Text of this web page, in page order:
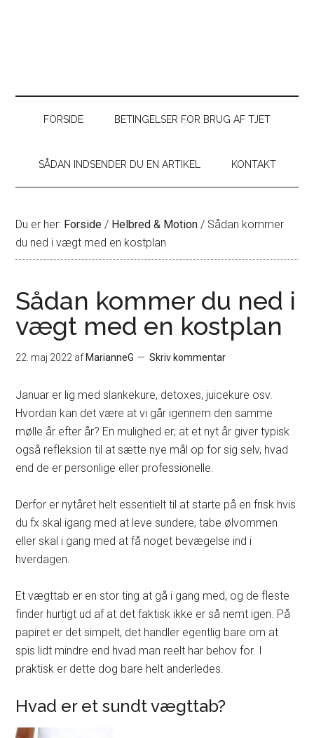
FORSIDE BETINGELSER FOR BRUG AF TJET
SÅDAN INDSENDER DU EN ARTIKEL KONTAKT
Du er her: Forside / Helbred & Motion / Sådan kommer
du ned i vægt med en kostplan
Sådan kommer du ned i
vægt med en kostplan
22. maj 2022 af MarianneG Skriv kommentar
Januar er lig med slankekure, detoxes, juicekure osv.
Hvordan kan det være at vi går igennem den samme
mølle år efter år? En mulighed er; at et nyt år giver typisk
også refleksion til at sætte nye mål op for sig selv, hvad
end de er personlige eller professionelle.
Derfor er nytåret helt essentielt til at starte på en frisk hvis
du fx skal igang med at leve sundere, tabe ølvommen
eller skal i gang med at få noget bevægelse ind i
hverdagen.
Et vægttab er en stor ting at gå i gang med, og de fleste
finder hurtigt ud af at det faktisk ikke er så nemt igen. På
papiret er det simpelt, det handler egentlig bare om at
spis lidt mindre end hvad man reelt har behov for. I
praktisk er dette dog bare helt anderledes.
Hvad er et sundt vægttab?